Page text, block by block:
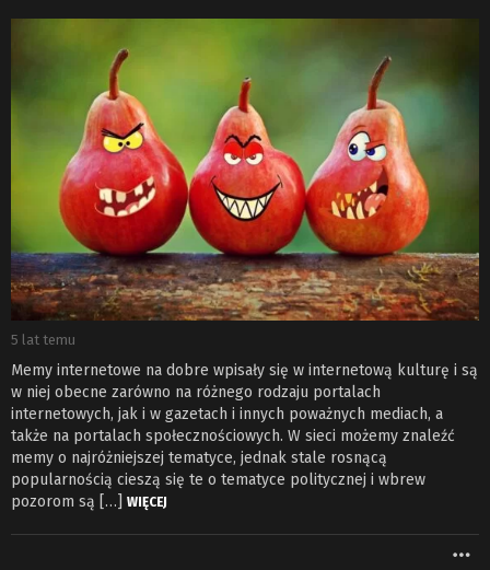
5 lat temu
Memy internetowe na dobre wpisały się w internetową kulturę i są
w niej obecne zarówno na różnego rodzaju portalach
internetowych, jak i w gazetach i innych poważnych mediach, a
także na portalach społecznościowych. W sieci możemy znaleźć
memy o najróżniejszej tematyce, jednak stale rosnącą
popularnością cieszą się te o tematyce politycznej i wbrew
pozorom są […] WIĘCEJ